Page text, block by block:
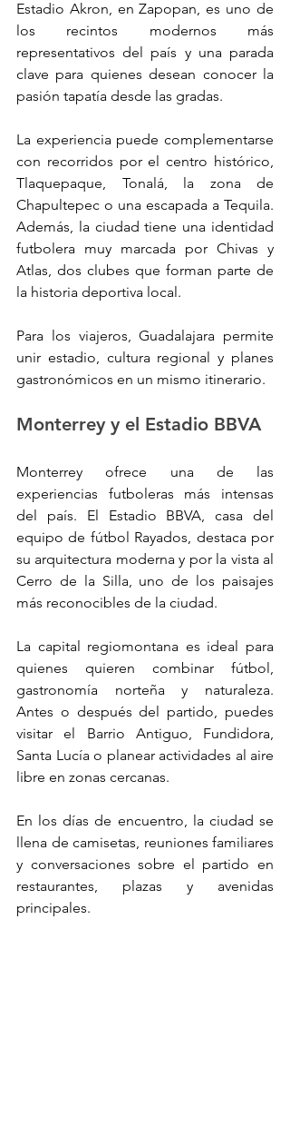
Estadio Akron, en Zapopan, es uno de
los recintos modernos más
representativos del país y una parada
clave para quienes desean conocer la
pasión tapatía desde las gradas.
La experiencia puede complementarse
con recorridos por el centro histórico,
Tlaquepaque, Tonalá, la zona de
Chapultepec o una escapada a Tequila.
Además, la ciudad tiene una identidad
futbolera muy marcada por Chivas y
Atlas, dos clubes que forman parte de
la historia deportiva local.
Para los viajeros, Guadalajara permite
unir estadio, cultura regional y planes
gastronómicos en un mismo itinerario.
Monterrey y el Estadio BBVA
Monterrey ofrece una de las
experiencias futboleras más intensas
del país. El Estadio BBVA, casa del
equipo de fútbol Rayados, destaca por
su arquitectura moderna y por la vista al
Cerro de la Silla, uno de los paisajes
más reconocibles de la ciudad.
La capital regiomontana es ideal para
quienes quieren combinar fútbol,
gastronomía norteña y naturaleza.
Antes o después del partido, puedes
visitar el Barrio Antiguo, Fundidora,
Santa Lucía o planear actividades al aire
libre en zonas cercanas.
En los días de encuentro, la ciudad se
llena de camisetas, reuniones familiares
y conversaciones sobre el partido en
restaurantes, plazas y avenidas
principales.